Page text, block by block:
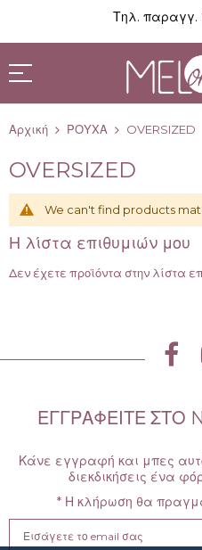
Τηλ. παραγγ.
στο
περιεχόμενο
Αρχική ΡΟΥΧΑ OVERSIZED
OVERSIZED
We can't find products
Η λίστα επιθυμιών μου
Δεν έχετε προϊόντα στην λίστα
ΕΓΓΡΑΦΕΊΤΕ ΣΤΟ
Κάνε εγγραφή και μπες
διεκδικήσεις ένα
* Η κλήρωση θα